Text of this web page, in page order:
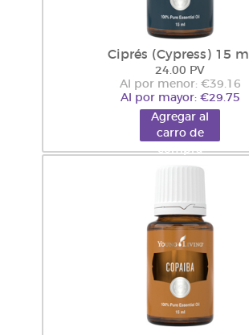
Ciprés (Cypress) 15 ml
24.00 PV
Al por menor: €39.16
Al por mayor: €29.75
Agregar al
carro de
compra